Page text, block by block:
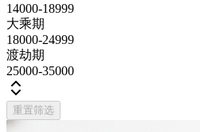
14000-18999
大乘期
18000-24999
渡劫期
25000-35000
重置筛选